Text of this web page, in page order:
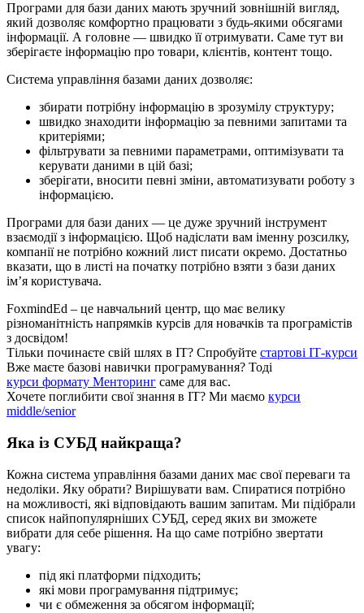
Програми для бази даних мають зручний зовнішній вигляд,
який дозволяє комфортно працювати з будь-якими обсягами
інформації. А головне — швидко її отримувати. Саме тут ви
зберігаєте інформацію про товари, клієнтів, контент тощо.
Система управління базами даних дозволяє:
збирати потрібну інформацію в зрозумілу структуру;
швидко знаходити інформацію за певними запитами та
критеріями;
фільтрувати за певними параметрами, оптимізувати та
керувати даними в цій базі;
зберігати, вносити певні зміни, автоматизувати роботу з
інформацією.
Програми для бази даних — це дуже зручний інструмент
взаємодії з інформацією. Щоб надіслати вам іменну розсилку,
компанії не потрібно кожний лист писати окремо. Достатньо
вказати, що в листі на початку потрібно взяти з бази даних
ім’я користувача.
FoxmindEd – це навчальний центр, що має велику
різноманітність напрямків курсів для новачків та програмістів
з досвідом!
Тільки починаєте свій шлях в ІТ? Спробуйте стартові ІТ-курси
Вже маєте базові навички програмування? Тоді
курси формату Менторинг саме для вас.
Хочете поглибити свої знання в ІТ? Ми маємо курси
middle/senior
Яка із СУБД найкраща?
Кожна система управління базами даних має свої переваги та
недоліки. Яку обрати? Вирішувати вам. Спиратися потрібно
на можливості, які відповідають вашим запитам. Ми підібрали
список найпопулярніших СУБД, серед яких ви зможете
вибрати для себе рішення. На що саме потрібно звертати
увагу:
під які платформи підходить;
які мови програмування підтримує;
чи є обмеження за обсягом інформації;